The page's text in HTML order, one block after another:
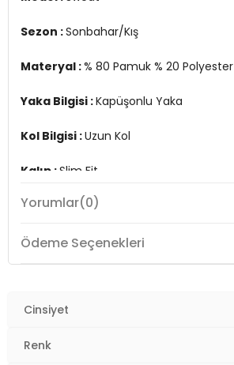
YERLİ ÜRETİM
Sezon :Sonbahar/Kış
Materyal :% 80 Pamuk % 20 Polyester
Yaka Bilgisi :Kapüşonlu Yaka
Kol Bilgisi :Uzun Kol
Kalıp :Slim Fit
Manken Ölçüsü :
Yorumlar(0)
Ödeme Seçenekleri
Cinsiyet
Renk